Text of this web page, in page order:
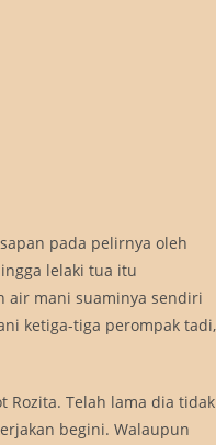
pada pelirnya oleh
lelaki tua itu
air mani suaminya sendiri
ketiga-tiga perompak tadi,
Rozita. Telah lama dia tidak
begini. Walaupun